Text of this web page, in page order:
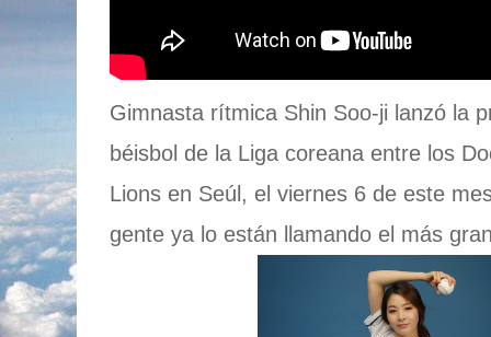
Gimnasta rítmica Shin Soo-ji lanzó la
béisbol de la Liga coreana entre los
Lions en Seúl, el viernes 6 de este
gente ya lo están llamando el más